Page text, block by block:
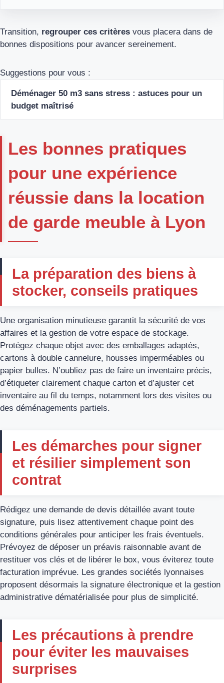
Transition, regrouper ces critères vous placera dans de
bonnes dispositions pour avancer sereinement.
Suggestions pour vous :
Déménager 50 m3 sans stress : astuces pour un
budget maîtrisé
Les bonnes pratiques
pour une expérience
réussie dans la location
de garde meuble à Lyon
La préparation des biens à
stocker, conseils pratiques
Une organisation minutieuse garantit la sécurité de vos
affaires et la gestion de votre espace de stockage.
Protégez chaque objet avec des emballages adaptés,
cartons à double cannelure, housses imperméables ou
papier bulles. N’oubliez pas de faire un inventaire précis,
d’étiqueter clairement chaque carton et d’ajuster cet
inventaire au fil du temps, notamment lors des visites ou
des déménagements partiels.
Les démarches pour signer
et résilier simplement son
contrat
Rédigez une demande de devis détaillée avant toute
signature, puis lisez attentivement chaque point des
conditions générales pour anticiper les frais éventuels.
Prévoyez de déposer un préavis raisonnable avant de
restituer vos clés et de libérer le box, vous éviterez toute
facturation imprévue. Les grandes sociétés lyonnaises
proposent désormais la signature électronique et la gestion
administrative dématérialisée pour plus de simplicité.
Les précautions à prendre
pour éviter les mauvaises
surprises